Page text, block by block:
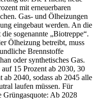
mit erneuerbaren
Gas- und Ölheizungen
eingebaut werden. An die
sogenannte „Biotreppe“.
Ölheizung betreibt, muss
Brennstoffe
oder synthetisches Gas.
15 Prozent ab 2030, 30
ab 2040, sodass ab 2045 alle
laufen müssen. Für
Grüngasquote: Ab 2028